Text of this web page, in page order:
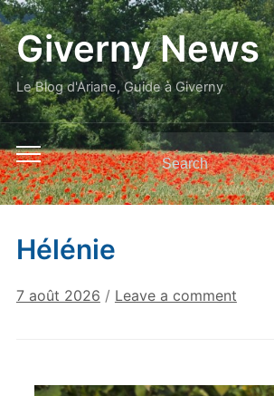
Giverny News
Le Blog d'Ariane, Guide à Giverny
Toggle
mobile
menu
Search
for:
Hélénie
7 août 2026 / Leave a comment